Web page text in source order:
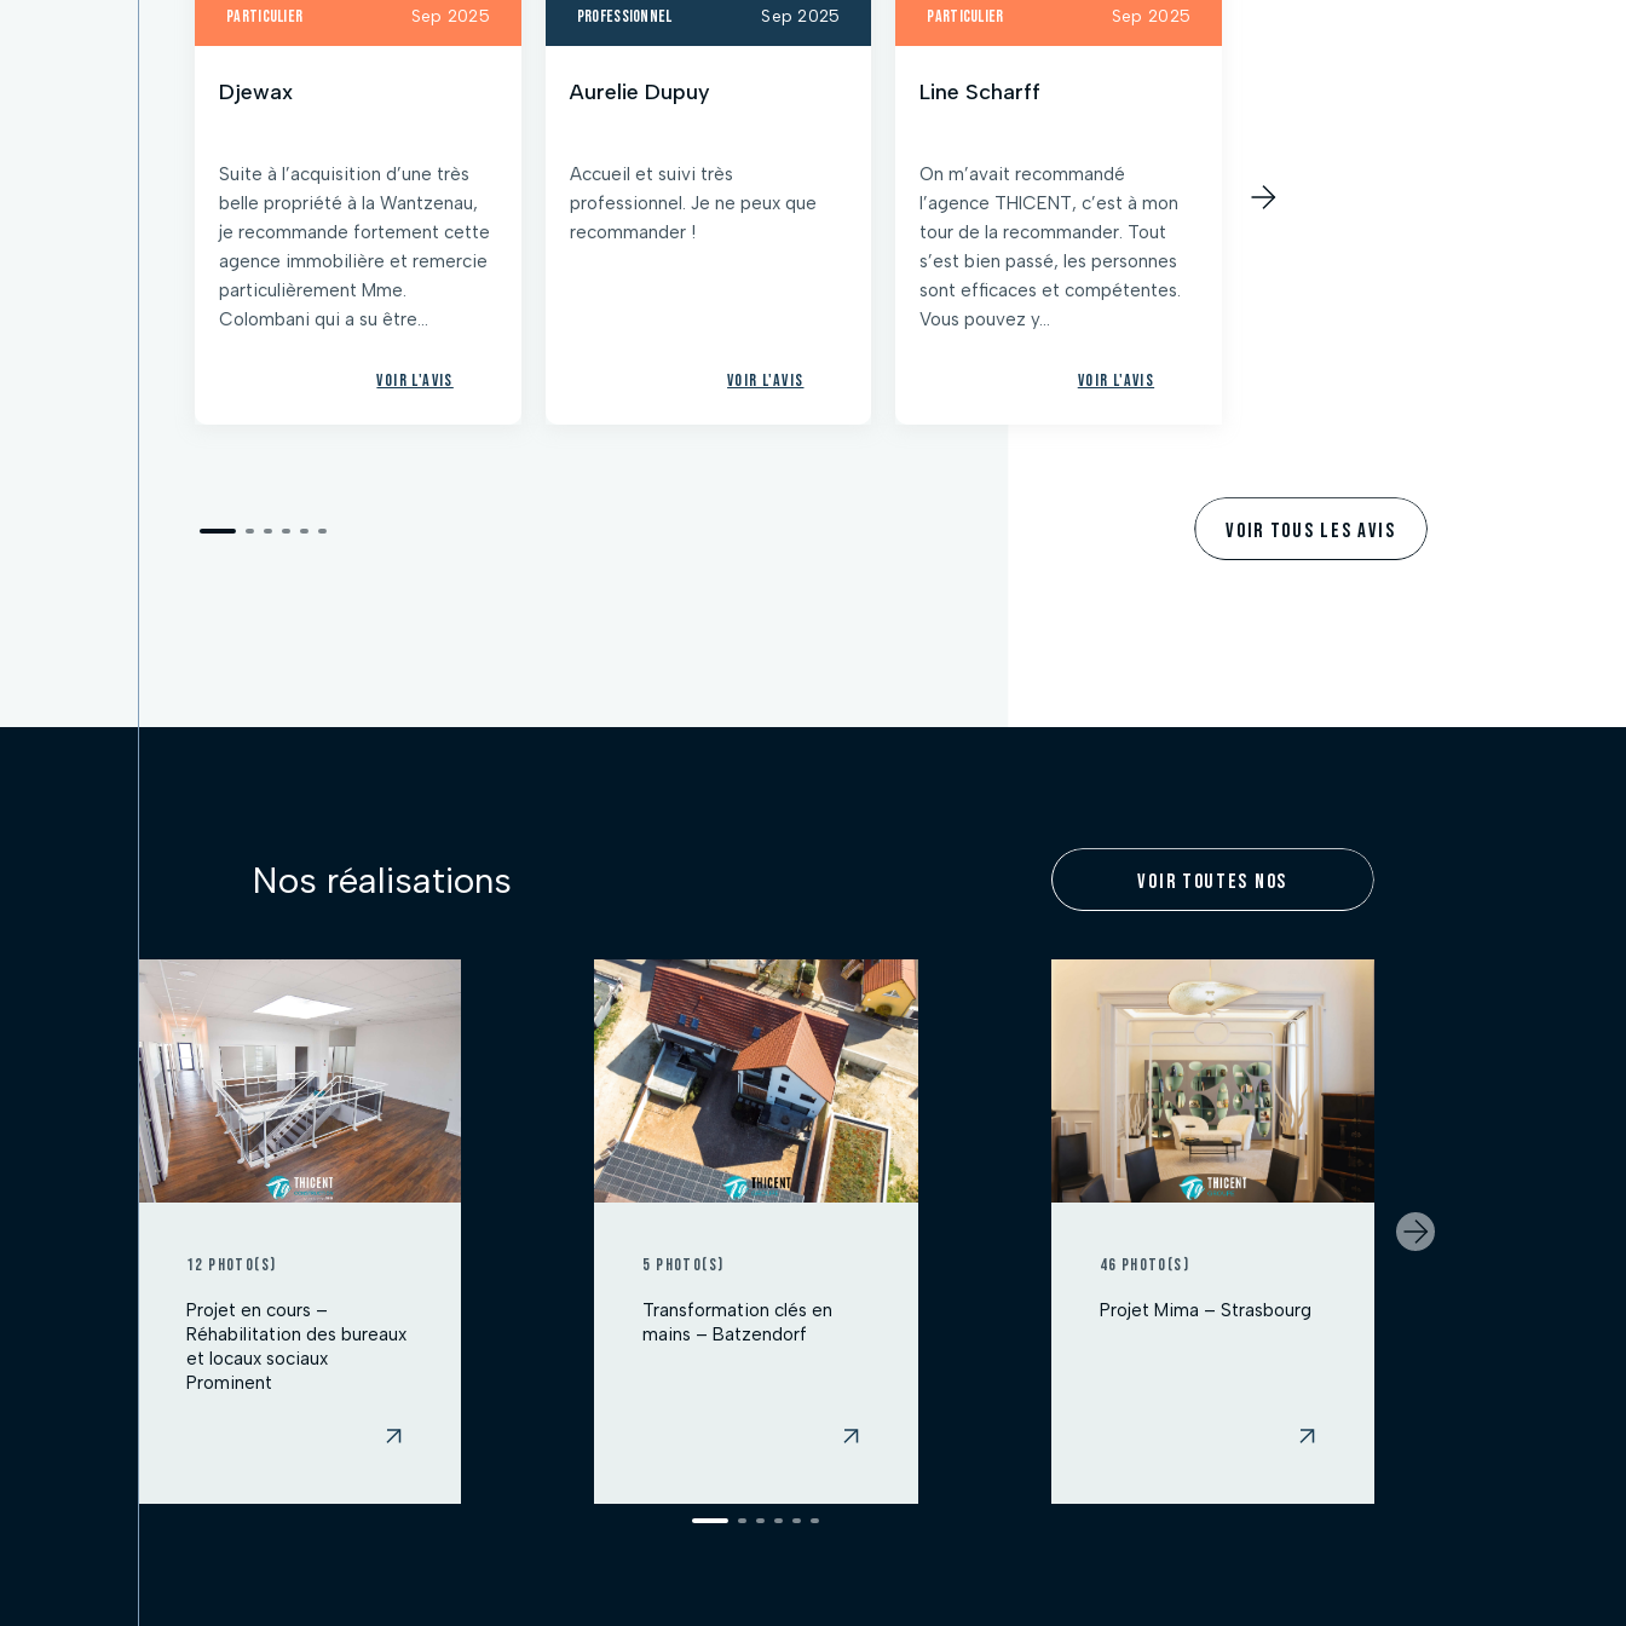
particulier Sep 2025
Djewax
Suite à l’acquisition d’une très
belle propriété à la Wantzenau,
je recommande fortement cette
agence immobilière et remercie
particulièrement Mme.
Colombani qui a su être...
Voir l'avis
professionnel Sep 2025
Aurelie Dupuy
Accueil et suivi très
professionnel. Je ne peux que
recommander !
Voir l'avis
particulier Sep 2025
Line Scharff
On m’avait recommandé
l’agence THICENT, c’est à mon
tour de la recommander. Tout
s’est bien passé, les personnes
sont efficaces et compétentes.
Vous pouvez y...
Voir l'avis
qui a su être à mon écoute, en
VOIR TOUS LES AVIS
Nos réalisations
12 photo(s)
Projet en cours –
Réhabilitation des bureaux
et locaux sociaux
Prominent
5 photo(s)
Transformation clés en
mains – Batzendorf
46 photo(s)
Projet Mima – Strasbourg
VOIR TOUTES NOS